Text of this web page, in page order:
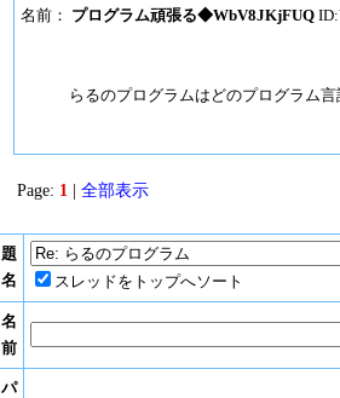
名前： プログラム頑張る◆WbV8JKjFUQ
らるのプログラムはどのプログラム
Page: 1 | 全部表示
題
名
スレッドをトップへソート
名
前
パ